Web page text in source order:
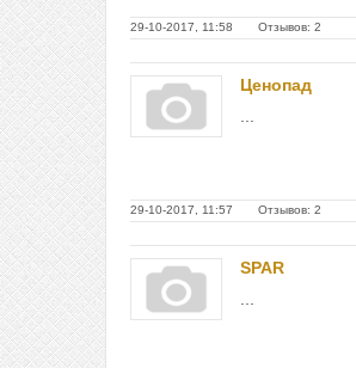
29-10-2017, 11:58 Отзывов: 2
Ценопад
29-10-2017, 11:57 Отзывов: 2
SPAR